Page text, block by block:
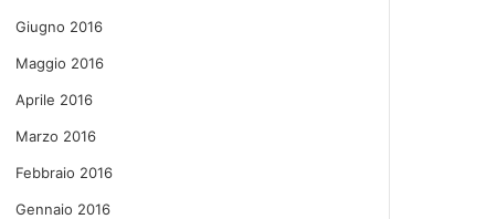
Giugno 2016
Maggio 2016
Aprile 2016
Marzo 2016
Febbraio 2016
Gennaio 2016